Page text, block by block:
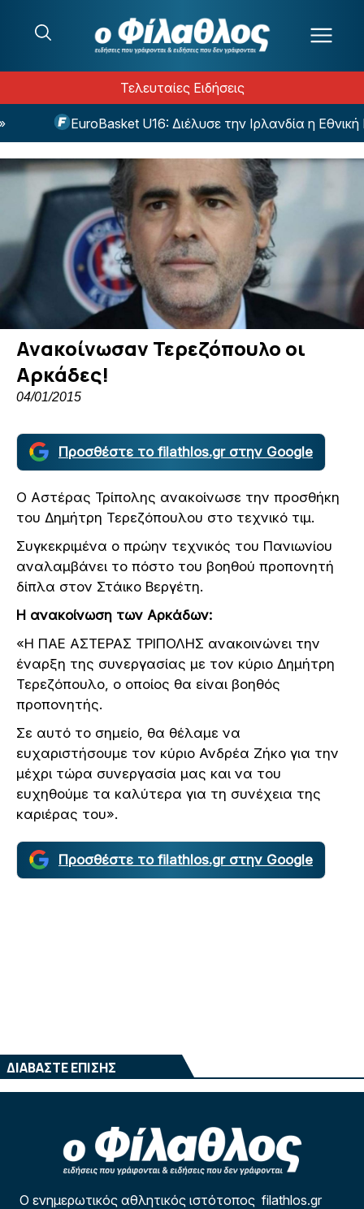
Τελευταίες Ειδήσεις
EuroBasket U16: Διέλυσε την Ιρλανδία η Εθνική
Ανακοίνωσαν Τερεζόπουλο οι
Αρκάδες!
04/01/2015
Προσθέστε το filathlos.gr στην Google
Ο Αστέρας Τρίπολης ανακοίνωσε την προσθήκη
του Δημήτρη Τερεζόπουλου στο τεχνικό τιμ.
Συγκεκριμένα ο πρώην τεχνικός του Πανιωνίου
αναλαμβάνει το πόστο του βοηθού προπονητή
δίπλα στον Στάικο Βεργέτη.
Η ανακοίνωση των Αρκάδων:
«Η ΠΑΕ ΑΣΤΕΡΑΣ ΤΡΙΠΟΛΗΣ ανακοινώνει την
έναρξη της συνεργασίας με τον κύριο Δημήτρη
Τερεζόπουλο, ο οποίος θα είναι βοηθός
προπονητής.
Σε αυτό το σημείο, θα θέλαμε να
ευχαριστήσουμε τον κύριο Ανδρέα Ζήκο για την
μέχρι τώρα συνεργασία μας και να του
ευχηθούμε τα καλύτερα για τη συνέχεια της
καριέρας του».
Προσθέστε το filathlos.gr στην Google
ΔΙΑΒΑΣΤΕ ΕΠΙΣΗΣ
Ο ενημερωτικός αθλητικός ιστότοπος filathlos.gr